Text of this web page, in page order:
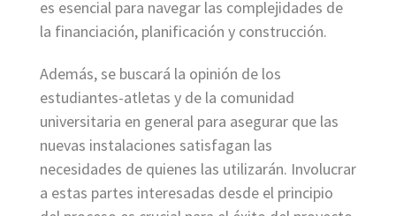
es esencial para navegar las complejidades de
la financiación, planificación y construcción.
Además, se buscará la opinión de los
estudiantes-atletas y de la comunidad
universitaria en general para asegurar que las
nuevas instalaciones satisfagan las
necesidades de quienes las utilizarán. Involucrar
a estas partes interesadas desde el principio